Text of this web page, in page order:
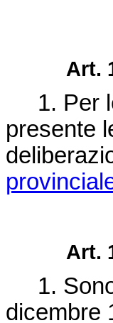
Art.
1. Per
presente
Art.
1. Sono
dicembre